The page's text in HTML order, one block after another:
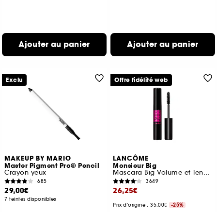
Ajouter au panier Ajouter au panier
MAKEUP BY MARIO
Master Pigment Pro® Pencil
Crayon yeux
685
29,00€
7 teintes disponibles
Exclu
LANCÔME
Monsieur Big
Mascara Big Volume et Tenue jusqu'à 24h
3649
26,25€
Prix d'origine : 35,00€ -25%
Offre fidélité web